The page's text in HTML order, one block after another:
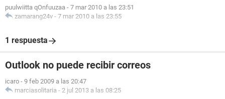
puulwiitta qOnfuuzaa - 7 mar 2010 a las 23:51
zamarang24v - 7 mar 2010 a las 23:55
1 respuesta
Outlook no puede recibir correos
icaro - 9 feb 2009 a las 20:47
marciasolitaria - 2 jul 2013 a las 08:25